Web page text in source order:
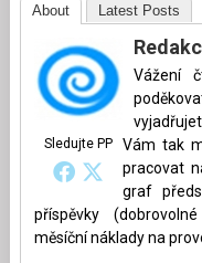
About Latest Posts
Sledujte PP
Vážení
Vám tak
pracovat
graf
příspěvky
měsíční náklady na